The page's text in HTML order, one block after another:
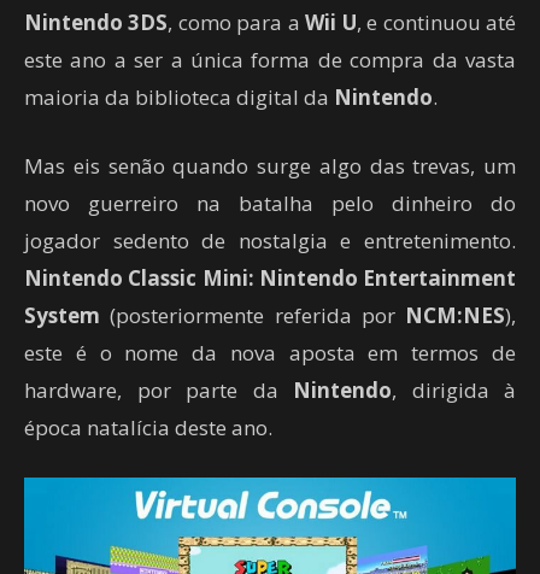
Nintendo 3DS, como para aWii U, e continuou até
este ano a ser a única forma de compra da vasta
maioria da biblioteca digital da Nintendo.
Mas eis senão quando surge algo das trevas, um
novo guerreiro na batalha pelo dinheiro do
jogador sedento de nostalgia e entretenimento.
Nintendo Classic Mini: Nintendo Entertainment
System (posteriormente referida por NCM:NES),
este é o nome da nova aposta em termos de
hardware, por parte da Nintendo, dirigida à
época natalícia deste ano.